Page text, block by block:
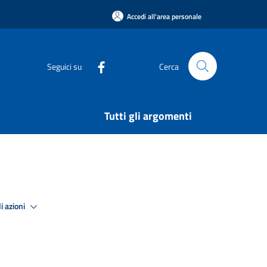
Accedi all'area personale
Seguici su Cerca
Tutti gli argomenti
azioni